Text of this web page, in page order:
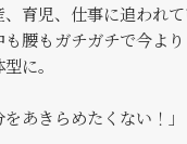
育児、仕事に追われて
腰もガチガチで今よ
に。
をあきらめたくない！」